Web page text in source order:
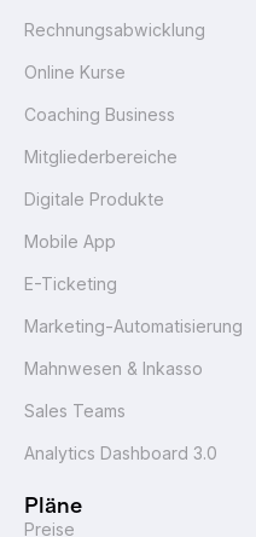
Rechnungsabwicklung
Online Kurse
Coaching Business
Mitgliederbereiche
Digitale Produkte
Mobile App
E-Ticketing
Marketing-Automatisierung
Mahnwesen & Inkasso
Sales Teams
Analytics Dashboard 3.0
Pläne
Preise